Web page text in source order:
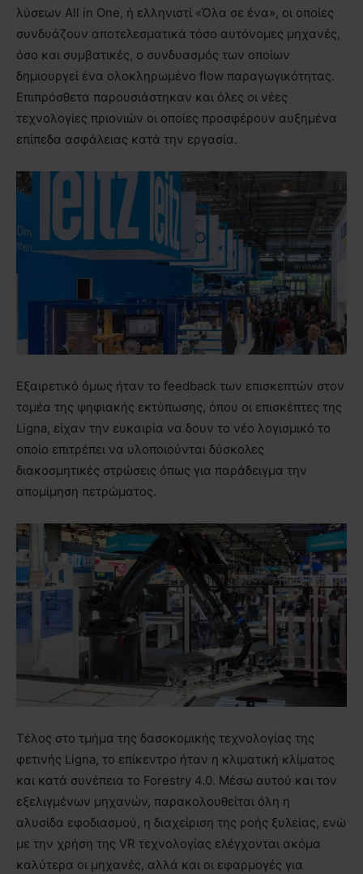
λύσεων All in One, ή ελληνιστί «Όλα σε ένα», οι οποίες
συνδυάζουν αποτελεσματικά τόσο αυτόνομες μηχανές,
όσο και συμβατικές, ο συνδυασμός των οποίων
δημιουργεί ένα ολοκληρωμένο flow παραγωγικότητας.
Επιπρόσθετα παρουσιάστηκαν και όλες οι νέες
τεχνολογίες πριονιών οι οποίες προσφέρουν αυξημένα
επίπεδα ασφάλειας κατά την εργασία.
Εξαιρετικό όμως ήταν το feedback των επισκεπτών στον
τομέα της ψηφιακής εκτύπωσης, όπου οι επισκέπτες της
Ligna, είχαν την ευκαιρία να δουν το νέο λογισμικό το
οποίο επιτρέπει να υλοποιούνται δύσκολες
διακοσμητικές στρώσεις όπως για παράδειγμα την
απομίμηση πετρώματος.
Τέλος στο τμήμα της δασοκομικής τεχνολογίας της
φετινής Ligna, το επίκεντρο ήταν η κλιματική κλίματος
και κατά συνέπεια το Forestry 4.0. Μέσω αυτού και τον
εξελιγμένων μηχανών, παρακολουθείται όλη η
αλυσίδα εφοδιασμού, η διαχείριση της ροής ξυλείας, ενώ
με την χρήση της VR τεχνολογίας ελέγχονται ακόμα
καλύτερα οι μηχανές, αλλά και οι εφαρμογές για